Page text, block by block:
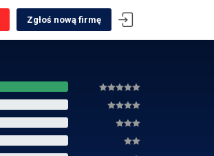
Zgłoś nową firmę